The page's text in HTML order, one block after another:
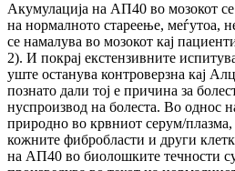
Акумулација на АП40 во мозокот
на нормалното стареење, меѓутоа,
се на­­малува во мозокот кај
2). И покрај екстензивните
уште ос­та­нува контроверзна кај
познато дали тој е причина за
нуспроизвод на болеста. Во однос
природно во крв­ни­от серум/плазма,
кож­­ните фибробласти и други
на АП40 во биолошките теч­ности